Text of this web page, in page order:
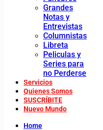
Grandes
Notas y
Entrevistas
Columnistas
Libreta
Peliculas y
Series para
no Perderse
Servicios
Quienes Somos
SUSCRÍBITE
Nuevo Mundo
Home